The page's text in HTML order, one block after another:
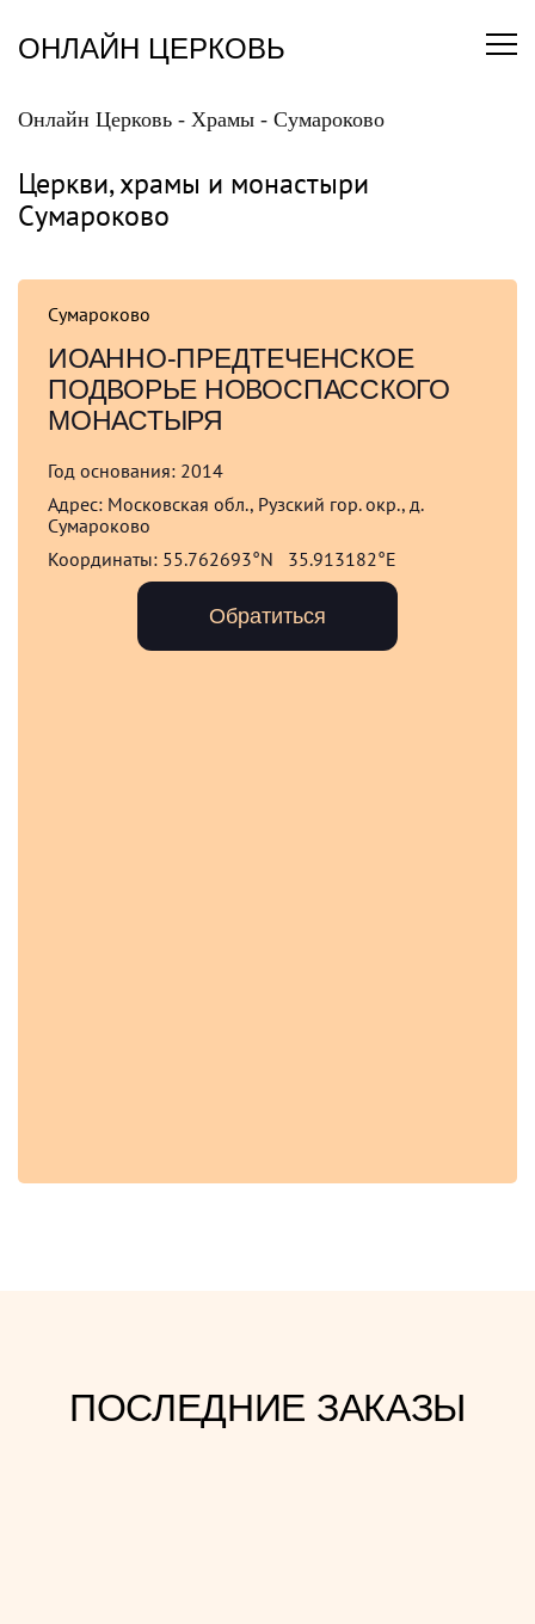
содержанию
ОНЛАЙН ЦЕРКОВЬ
Онлайн Церковь - Храмы - Сумароково
Церкви, храмы и монастыри
Сумароково
Сумароково
ИОАННО-ПРЕДТЕЧЕНСКОЕ
ПОДВОРЬЕ НОВОСПАССКОГО
МОНАСТЫРЯ
Год основания: 2014
Адрес: Московская обл., Рузский гор. окр., д.
Сумароково
Координаты: 55.762693°N 35.913182°E
Обратиться
ПОСЛЕДНИЕ ЗАКАЗЫ